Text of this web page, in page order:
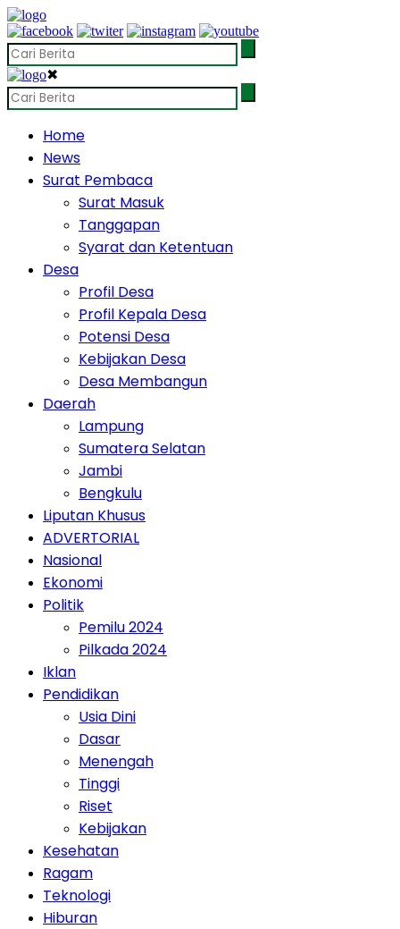
✖
Home
News
Surat Pembaca
Surat Masuk
Tanggapan
Syarat dan Ketentuan
Desa
Profil Desa
Profil Kepala Desa
Potensi Desa
Kebijakan Desa
Desa Membangun
Daerah
Lampung
Sumatera Selatan
Jambi
Bengkulu
Liputan Khusus
ADVERTORIAL
Nasional
Ekonomi
Politik
Pemilu 2024
Pilkada 2024
Iklan
Pendidikan
Usia Dini
Dasar
Menengah
Tinggi
Riset
Kebijakan
Kesehatan
Ragam
Teknologi
Hiburan